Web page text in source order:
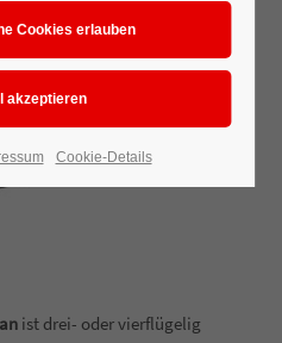
ist drei- oder vierflügelig
Cookie-Details